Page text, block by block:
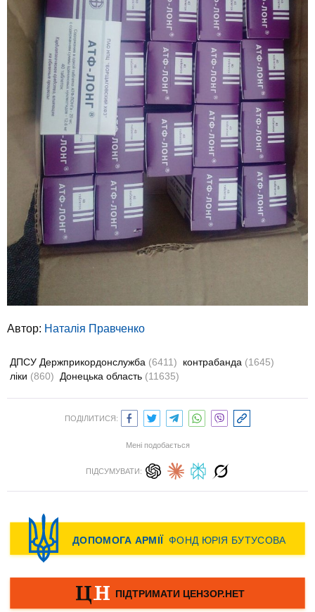
Автор: Наталія Правченко
ДПСУ Держприкордонслужба (6411) контрабанда (1645)
ліки (860) Донецька область (11635)
ПОДІЛИТИСЯ:
Мені подобається
ПІДСУМУВАТИ: